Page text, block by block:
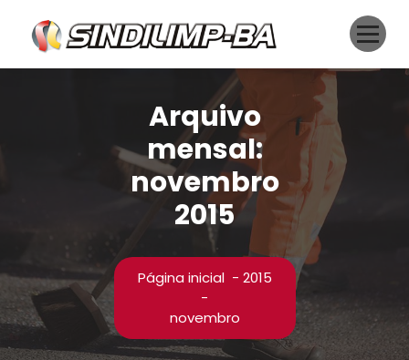
conteúdo
Arquivo
mensal:
novembro
2015
Página inicial- 2015
-
novembro